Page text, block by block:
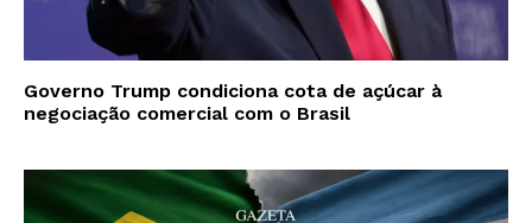
Governo Trump condiciona cota de açúcar à
negociação comercial com o Brasil